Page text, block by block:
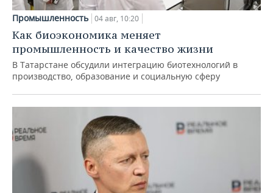
Промышленность 04 авг, 10:20
Как биоэкономика меняет
промышленность и качество жизни
В Татарстане обсудили интеграцию биотехнологий в
производство, образование и социальную сферу